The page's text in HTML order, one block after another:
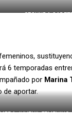
SEGUNDA
6 temporadas
por Marina
de aportar.
JUVENIL FEMENINO